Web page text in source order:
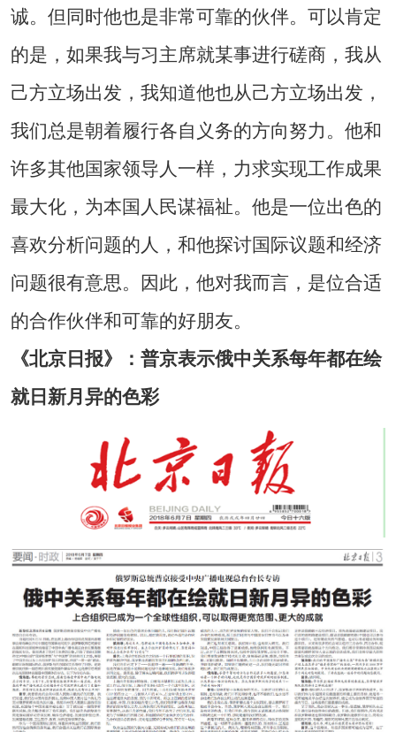
诚。但同时他也是非常可靠的伙伴。可以肯定
的是，如果我与习主席就某事进行磋商，我从
己方立场出发，我知道他也从己方立场出发，
我们总是朝着履行各自义务的方向努力。他和
许多其他国家领导人一样，力求实现工作成果
最大化，为本国人民谋福祉。他是一位出色的
喜欢分析问题的人，和他探讨国际议题和经济
问题很有意思。因此，他对我而言，是位合适
的合作伙伴和可靠的好朋友。
《北京日报》：普京表示俄中关系每年都在绘
就日新月异的色彩